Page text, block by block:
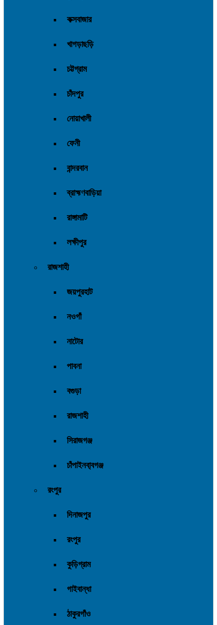
কক্সবাজার
খাগড়াছড়ি
চট্টগ্রাম
চাঁদপুর
নোয়াখালী
ফেনী
বান্দরবান
ব্রাহ্মণবাড়িয়া
রাঙ্গামাটি
লক্ষীপুর
রাজশাহী
জয়পুরহাট
নওগাঁ
নাটোর
পাবনা
বগুড়া
রাজশাহী
সিরাজগঞ্জ
চাঁপাইনবা্বগঞ্জ
রংপুর
দিনাজপুর
রংপুর
কুড়িগ্রাম
গাইবান্ধা
ঠাকুরগাঁও